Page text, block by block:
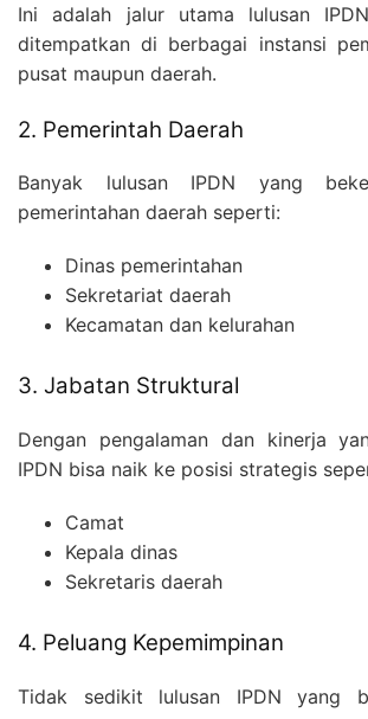
Ini adalah jalur utama lulusan
ditempatkan di berbagai instansi
pusat maupun daerah.
2. Pemerintah Daerah
Banyak lulusan IPDN yang
pemerintahan daerah seperti:
Dinas pemerintahan
Sekretariat daerah
Kecamatan dan kelurahan
3. Jabatan Struktural
Dengan pengalaman dan kinerja
IPDN bisa naik ke posisi strategis
Camat
Kepala dinas
Sekretaris daerah
4. Peluang Kepemimpinan
Tidak sedikit lulusan IPDN yang